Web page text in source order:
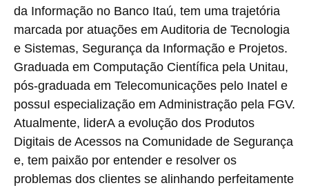
da Informação no Banco Itaú, tem uma trajetória
marcada por atuações em Auditoria de Tecnologia
e Sistemas, Segurança da Informação e Projetos.
Graduada em Computação Científica pela Unitau,
pós-graduada em Telecomunicações pelo Inatel e
possuI especialização em Administração pela FGV.
Atualmente, liderA a evolução dos Produtos
Digitais de Acessos na Comunidade de Segurança
e, tem paixão por entender e resolver os
problemas dos clientes se alinhando perfeitamente